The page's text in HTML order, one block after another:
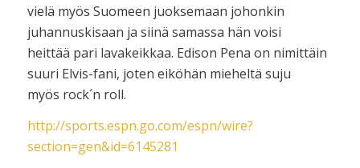
vielä myös Suomeen juoksemaan johonkin
juhannuskisaan ja siinä samassa hän voisi
heittää pari lavakeikkaa. Edison Pena on nimittäin
suuri Elvis-fani, joten eiköhän mieheltä suju
myös rock´n roll.
http://sports.espn.go.com/espn/wire?
section=gen&id=6145281